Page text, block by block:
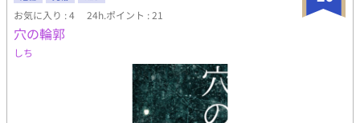
するほどの純愛で永遠を誓った恋人は、一人ではなかった！？
「く…っ！ひと突き交代はキツすぎんぞ！」 「では十数えたら交
代だ！」 ――二つの人生、二つの愛、夜の激しさも二倍！？ 挟ま
れ、暴かれ、蕩かされる。 宿命の再会を果たした執着攻め二人に
左右から愛され、逃げ場なしのサンドイッチ！ そこへさらに現れ
たのはなんと…！？ 前世も今世も全部まとめて愛し尽くす、超展
開ノンストップSFファンタジー二重転生BL！ ※この作品には
「3Pシーン」「連続潮吹き」「微誘い受け」「♡喘ぎ」「R18」
お気に入り : 4 24h.ポイント : 21
穴の輪郭
しち